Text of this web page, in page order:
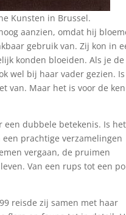
Kunsten in Brussel.
aanzien, omdat hij
gebruik van. Zij kon in
konden bloeiden. Als je
wel bij haar vader gezien.
van. Maar het is voor de
een dubbele betekenis. Is
prachtige verzamelingen
vergaan, de pruimen
Van een rups tot een
reisde zij samen met haar